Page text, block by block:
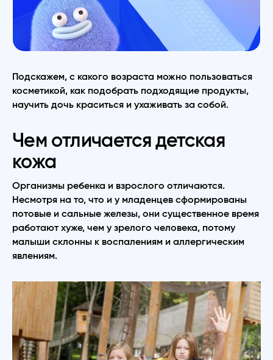
Подскажем, с какого возраста можно пользоваться
косметикой, как подобрать подходящие продукты,
научить дочь краситься и ухаживать за собой.
Чем отличается детская
кожа
Организмы ребенка и взрослого отличаются.
Несмотря на то, что и у младенцев сформированы
потовые и сальные железы, они существенное время
работают хуже, чем у зрелого человека, потому
малыши склонны к воспалениям и аллергическим
явлениям.